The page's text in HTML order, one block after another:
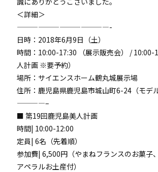
＜詳細＞
—————————————-
日時：2018年6月9日（土）
時間：10:00-17:30 （展示販売会） / 10:00-
人計画 ※要予約）
場所：サイエンスホーム鶴丸城展示場
住所：鹿児島県鹿児島市城山町6-24（モデ
————–
■ 第19回鹿児島美人計画
時間| 10:00-12:00
定員| 6名（先着順）
参加費| 6,500円（やまねフランスのお菓子
アペラルお土産付）